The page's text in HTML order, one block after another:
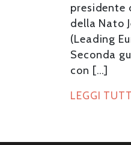
presidente
della Nato
(Leading
Seconda
con […]
LEGGI